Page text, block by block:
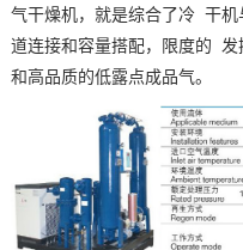
气干燥机，就是综合了冷 干
道连接和容量搭配，限度的
和高品质的低露点成品气。